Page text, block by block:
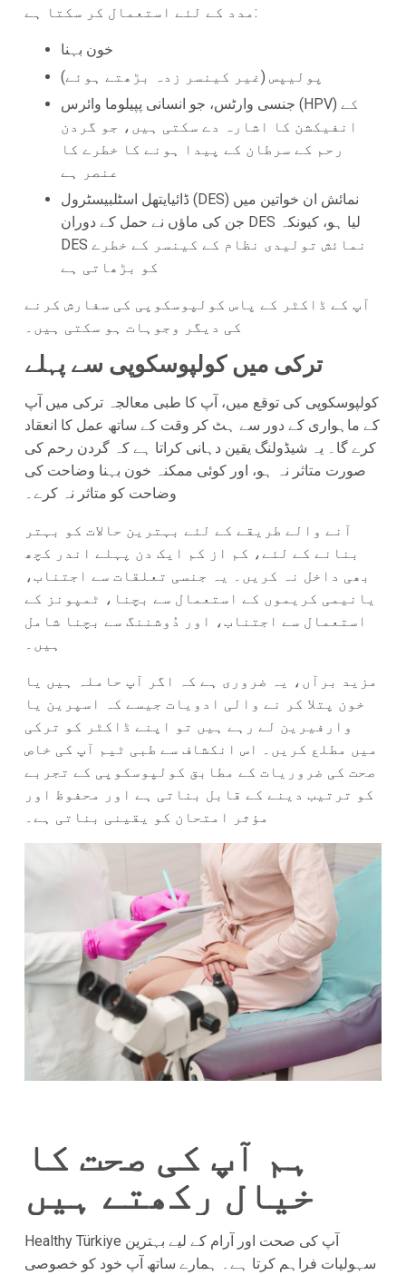
مدد کے لئے استعمال کر سکتا ہے:
خون بہنا
پولیپس (غیر کینسر زدہ بڑھتے ہوئے)
جنسی وارٹس، جو انسانی پپیلوما وائرس (HPV) کے
انفیکشن کا اشارہ دے سکتی ہیں، جو گردن
رحم کے سرطان کے پیدا ہونے کا خطرے کا
عنصر ہے
ڈائیایتھل اسٹلبیسٹرول (DES) نمائش ان خواتین میں
جن کی ماؤں نے حمل کے دوران DES لیا ہو، کیونکہ
DES نمائش تولیدی نظام کے کینسر کے خطرے
کو بڑھاتی ہے
آپ کے ڈاکٹر کے پاس کولپوسکوپی کی سفارش کرنے
کی دیگر وجوہات ہو سکتی ہیں۔
ترکی میں کولپوسکوپی سے پہلے
کولپوسکوپی کی توقع میں، آپ کا طبی معالجہ ترکی میں آپ
کے ماہواری کے دور سے ہٹ کر وقت کے ساتھ عمل کا انعقاد
کرے گا۔ یہ شیڈولنگ یقین دہانی کراتا ہے کہ گردن رحم کی
صورت متاثر نہ ہو، اور کوئی ممکنہ خون بہنا وضاحت کی
وضاحت کو متاثر نہ کرے۔
آنے والے طریقے کے لئے بہترین حالات کو بہتر
بنانے کے لئے، کم از کم ایک دن پہلے اندر کچھ
بھی داخل نہ کریں۔ یہ جنسی تعلقات سے اجتناب،
یانیمی کریموں کے استعمال سے بچنا، ٹمپونز کے
استعمال سے اجتناب، اور دُوشننگ سے بچنا شامل
ہیں۔
مزید برآں، یہ ضروری ہے کہ اگر آپ حاملہ ہیں یا
خون پتلا کر نے والی ادویات جیسے کہ اسپرین یا
وارفیرین لے رہے ہیں تو اپنے ڈاکٹر کو ترکی
میں مطلع کریں۔ اس انکشاف سے طبی ٹیم آپ کی خاص
صحت کی ضروریات کے مطابق کولپوسکوپی کے تجربے
کو ترتیب دینے کے قابل بناتی ہے اور محفوظ اور
مؤثر امتحان کو یقینی بناتی ہے۔
ہم آپ کی صحت کا
خیال رکھتے ہیں
Healthy Türkiye آپ کی صحت اور آرام کے لیے بہترین
سہولیات فراہم کرتا ہے۔ ہمارے ساتھ آپ خود کو خصوصی